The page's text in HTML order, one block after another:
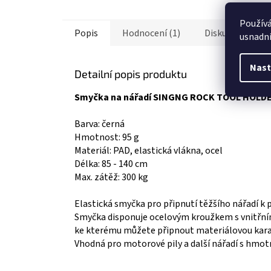
Popis Hodnocení (1) Diskuze
Detailní popis produktu
Smyčka na nářadí SINGNG ROCK TOOL
Barva: černá
Hmotnost: 95 g
Materiál: PAD, elastická vlákna, ocel
Délka: 85 - 140 cm
Max. zátěž: 300 kg
Elastická smyčka pro připnutí těžšího nářadí k
Smyčka disponuje ocelovým kroužkem s
ke kterému můžete připnout materiálovou
Vhodná pro motorové pily a další nářadí s